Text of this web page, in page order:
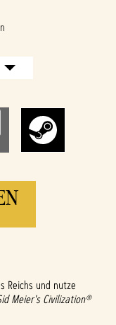
Reichs und nutze
Meier's Civilization®